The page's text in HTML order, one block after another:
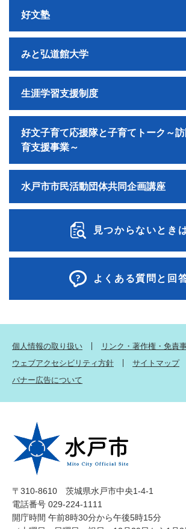
好文塾
みと弘道館大学
生涯学習支援制度
好文子育て応援隊と子育てトーク～
育支援事業～
水戸市市民活動団体共同企画講座
見つからないとき
よくある質問と回
個人情報の取り扱い
リンク・著作権・免責
ウェブアクセシビリティ方針
サイトマップ
バナー広告について
〒310-8610 茨城県水戸市中央1-4-1
電話番号 029-224-1111
開庁時間 午前8時30分から午後5時15分